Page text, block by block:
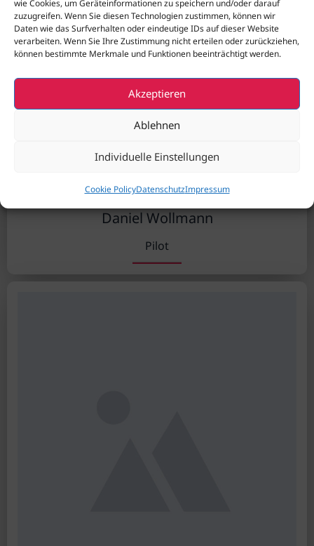
wie Cookies, um Geräteinformationen zu speichern und/oder darauf
zuzugreifen. Wenn Sie diesen Technologien zustimmen, können wir
Daten wie das Surfverhalten oder eindeutige IDs auf dieser Website
verarbeiten. Wenn Sie Ihre Zustimmung nicht erteilen oder zurückziehen,
können bestimmte Merkmale und Funktionen beeinträchtigt werden.
Akzeptieren
Ablehnen
Individuelle Einstellungen
Cookie PolicyDatenschutzImpressum
Daniel Wollmann
Pilot